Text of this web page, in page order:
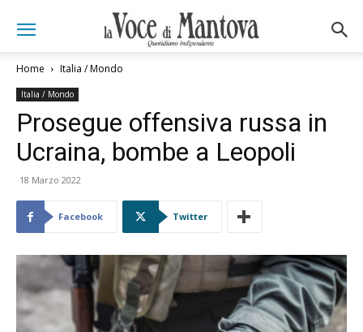
Home Italia / Mondo
Italia / Mondo
Prosegue offensiva russa in
Ucraina, bombe a Leopoli
18 Marzo 2022
Facebook Twitter